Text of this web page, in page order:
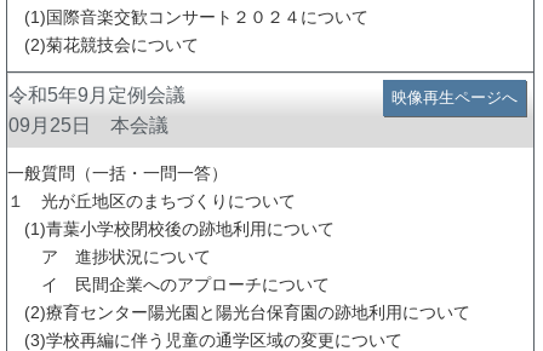
(1)国際音楽交歓コンサート２０２４について
(2)菊花競技会について
映像再生ページへ
令和5年9月定例会議
09月25日 本会議
一般質問（一括・一問一答）
１ 光が丘地区のまちづくりについて
(1)青葉小学校閉校後の跡地利用について
ア 進捗状況について
イ 民間企業へのアプローチについて
(2)療育センター陽光園と陽光台保育園の跡地利用について
(3)学校再編に伴う児童の通学区域の変更について